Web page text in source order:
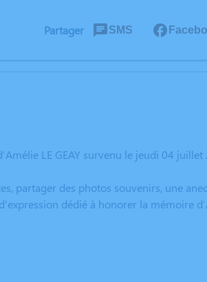
Partager SMS
LE GEAY survenu le jeudi 04
partager des photos souvenirs, une
dédié à honorer la mémoire